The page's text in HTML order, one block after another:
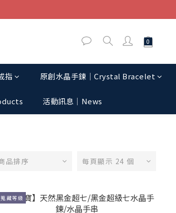
指 原創水晶手鍊│Crystal Bracelet
活動訊息│News
品排序 每頁顯示 24 個
蒐藏等級